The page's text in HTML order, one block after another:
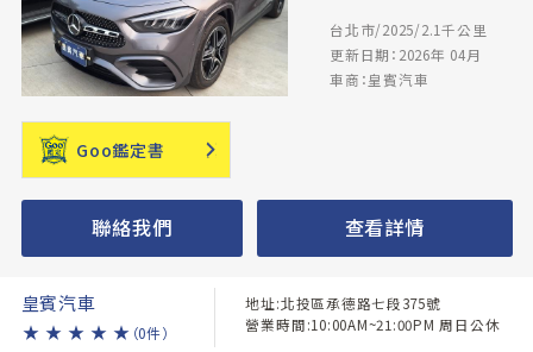
台北市/2025/2.1千公里
更新日期：2026年 04月
車商：皇賓汽車
Goo鑑定書
聯絡我們 查看詳情
皇賓汽車
★ ★ ★ ★ ★ （0件）
地址:北投區承德路七段375號
營業時間:10:00AM~21:00PM 周日公休